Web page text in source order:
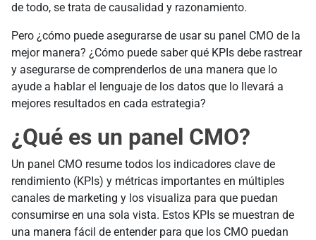
de todo, se trata de causalidad y razonamiento.
Pero ¿cómo puede asegurarse de usar su panel CMO de la
mejor manera? ¿Cómo puede saber qué KPIs debe rastrear
y asegurarse de comprenderlos de una manera que lo
ayude a hablar el lenguaje de los datos que lo llevará a
mejores resultados en cada estrategia?
¿Qué es un panel CMO?
Un panel CMO resume todos los indicadores clave de
rendimiento (KPIs) y métricas importantes en múltiples
canales de marketing y los visualiza para que puedan
consumirse en una sola vista. Estos KPIs se muestran de
una manera fácil de entender para que los CMO puedan